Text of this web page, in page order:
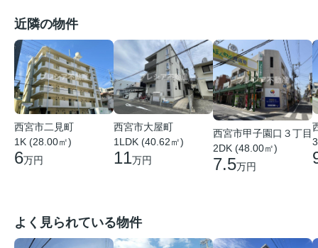
近隣の物件
西宮市二見町
1K (28.00㎡)
6万円
西宮市大屋町
1LDK (40.62㎡)
11万円
西宮市甲子園口３丁目
2DK (48.00㎡)
7.5万円
よく見られている物件